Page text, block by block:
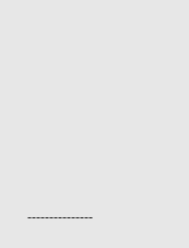
---------------